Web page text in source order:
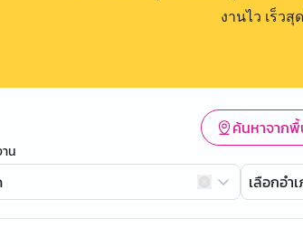
งานไว เร็ว
ค้นหาจาก
น
เลือกอำ